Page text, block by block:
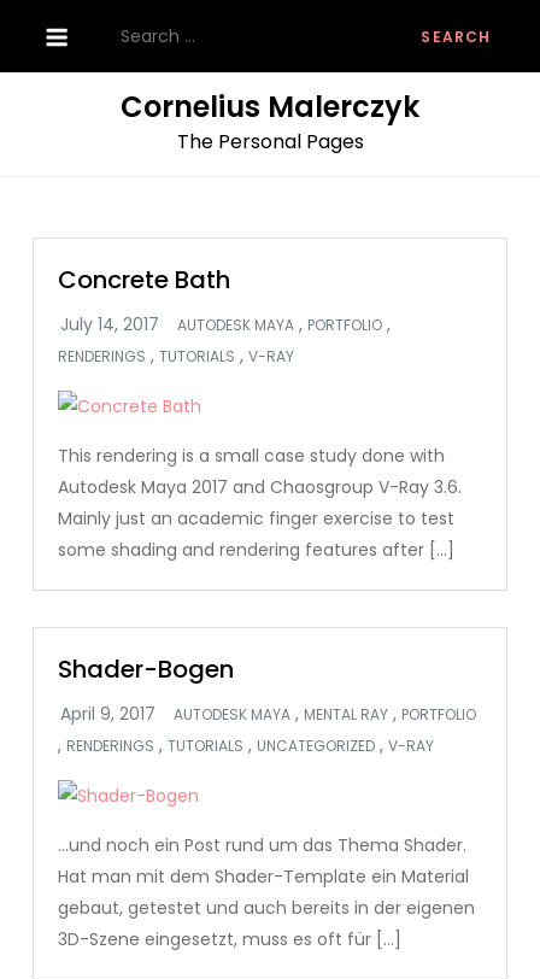
content
for:
Cornelius Malerczyk
The Personal Pages
Concrete Bath
AUTODESK MAYA , PORTFOLIO ,
RENDERINGS ,TUTORIALS ,V-RAY
This rendering is a small case study done with
Autodesk Maya 2017 and Chaosgroup V-Ray 3.6.
Mainly just an academic finger exercise to test
some shading and rendering features after […]
Shader-Bogen
AUTODESK MAYA , MENTAL RAY , PORTFOLIO
, RENDERINGS ,TUTORIALS , UNCATEGORIZED ,V-RAY
…und noch ein Post rund um das Thema Shader.
Hat man mit dem Shader-Template ein Material
gebaut, getestet und auch bereits in der eigenen
3D-Szene eingesetzt, muss es oft für […]